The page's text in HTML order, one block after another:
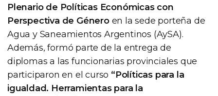
Plenario de Políticas Económicas con
Perspectiva de Géneroen la sede porteña de
Agua y Saneamientos Argentinos (AySA).
Además, formó parte de la entrega de
diplomas a las funcionarias provinciales que
participaron en el curso “Políticas para la
igualdad. Herramientas para la